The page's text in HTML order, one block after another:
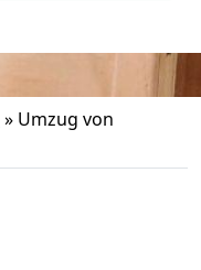
» Umzug von